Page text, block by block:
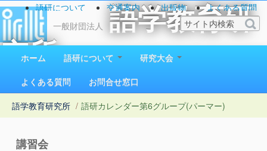
一般財団法人
語学教育研
究所
1923（大正12）年創立
語研について 交通案内 出版物
よくある質問
お問い合わせ
ホーム 語研について
研究大会
よくある質問
お問合せ窓口
語学教育研究所 / 語研カレンダー第6グループ(パーマー)
講習会